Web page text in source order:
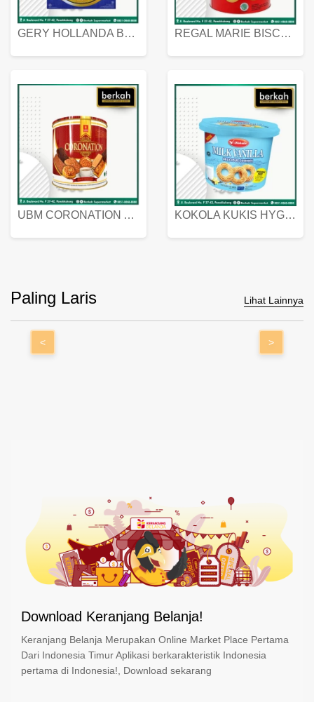
GERY HOLLANDA BUTTER COOKIES 450 GRAM REGAL MARIE BISCUIT KALENG 550 GRAM
UBM CORONATION ASSORTED BISKUIT KALENG 450 GRAM KOKOLA KUKIS HYGIENIC MILK VANILLA PACK 320 GR
Paling Laris Lihat Lainnya
< >
Download Keranjang Belanja!
Keranjang Belanja Merupakan Online Market Place Pertama
Dari Indonesia Timur Aplikasi berkarakteristik Indonesia
pertama di Indonesia!, Download sekarang